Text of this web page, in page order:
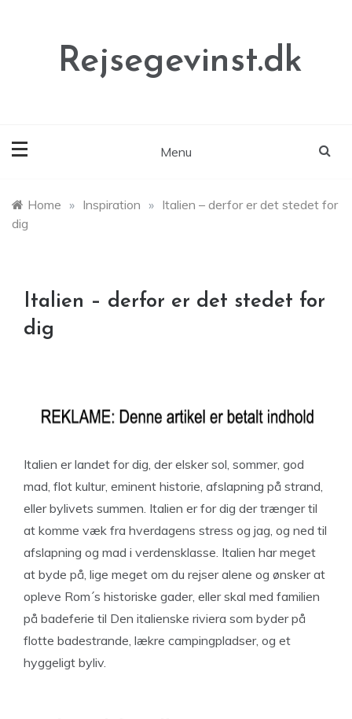
Rejsegevinst.dk
Menu
Home » Inspiration » Italien – derfor er det stedet for
dig
Italien – derfor er det stedet for
dig
Italien er landet for dig, der elsker sol, sommer, god
mad, flot kultur, eminent historie, afslapning på strand,
eller bylivets summen. Italien er for dig der trænger til
at komme væk fra hverdagens stress og jag, og ned til
afslapning og mad i verdensklasse. Italien har meget
at byde på, lige meget om du rejser alene og ønsker at
opleve Rom´s historiske gader, eller skal med familien
på badeferie til Den italienske riviera som byder på
flotte badestrande, lækre campingpladser, og et
hyggeligt byliv.